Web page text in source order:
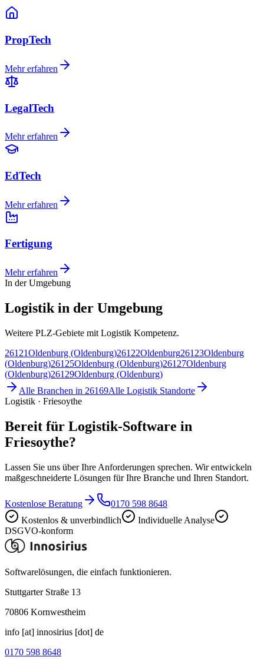
PropTech
Mehr erfahren
LegalTech
Mehr erfahren
EdTech
Mehr erfahren
Fertigung
Mehr erfahren
In der Umgebung
Logistik in der Umgebung
Weitere PLZ-Gebiete mit Logistik Kompetenz.
26121Oldenburg (Oldenburg)26122Oldenburg26123Oldenburg
(Oldenburg)26125Oldenburg (Oldenburg)26127Oldenburg
(Oldenburg)26129Oldenburg (Oldenburg)
Alle Branchen in 26169Alle Logistik Standorte
Logistik · Friesoythe
Bereit für Logistik-Software in
Friesoythe?
Lassen Sie uns über Ihre Anforderungen sprechen. Wir entwickeln
maßgeschneiderte Lösungen für Ihre Branche und Ihren Standort.
Kostenlose Beratung
0170 598 8648
Kostenlos & unverbindlich
Individuelle Analyse
DSGVO-konform
Softwarelösungen, die einfach funktionieren.
Stuttgarter Straße 13
70806 Kornwestheim
info [at] innosirius [dot] de
0170 598 8648